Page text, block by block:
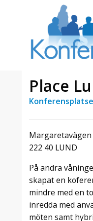
Place
Margaretavägen
222 40 LUND
På andra
skapat en
mindre med en
inredda med
möten samt
av att
här är